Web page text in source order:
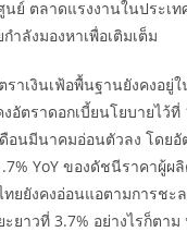
นย์ ตลาดแรงงานในประ
ำลังมองหาเพื่อเติมเต็ม
ราเงินเฟ้อพื้นฐานยังคงอ
อัตราดอกเบี้ยนโยบายไว้
ดือนมีนาคมอ่อนตัวลง โดย
YoY ของดัชนีราคาผู้
ทยยังคงอ่อนแอตามการชะ
ะยาวที่ 3.7% อย่างไรก็ตา